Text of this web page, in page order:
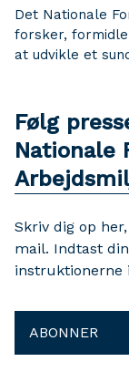
Det Nationale
forsker,
at udvikle et
Følg
Nationale
Skriv dig op
mail. Indtast
instruktionerne
ABONNER